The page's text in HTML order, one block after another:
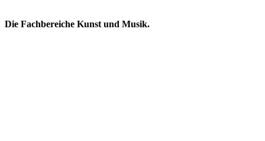
Die Fachbereiche Kunst und Musik.